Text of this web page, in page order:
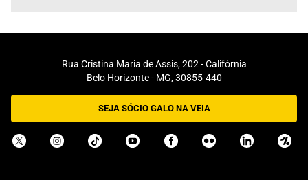
Rua Cristina Maria de Assis, 202 - Califórnia
Belo Horizonte - MG, 30855-440
SEJA SÓCIO GALO NA VEIA